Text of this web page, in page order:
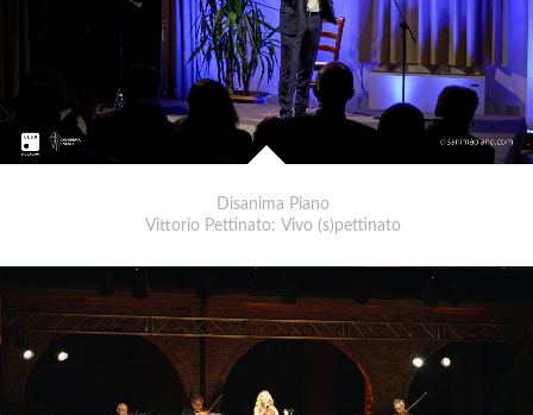
Disanima Piano
Vittorio Pettinato: Vivo (s)pettinato